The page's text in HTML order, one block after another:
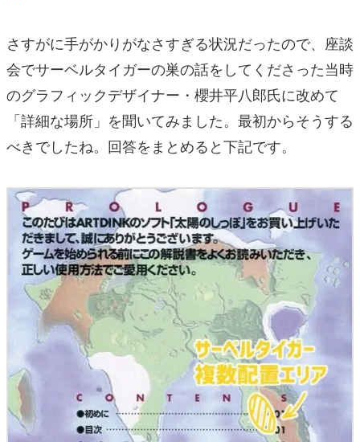
さすがに手がかりがなさすぎる状況だったので、座談
会でサーベルタイガーの巣の話をしてくださった当時
のグラフィックデザイナー・櫻井平八郎氏に改めて
「詳細な場所」を聞いてみました。最初からそうする
べきでしたね。回答をまとめると下記です。